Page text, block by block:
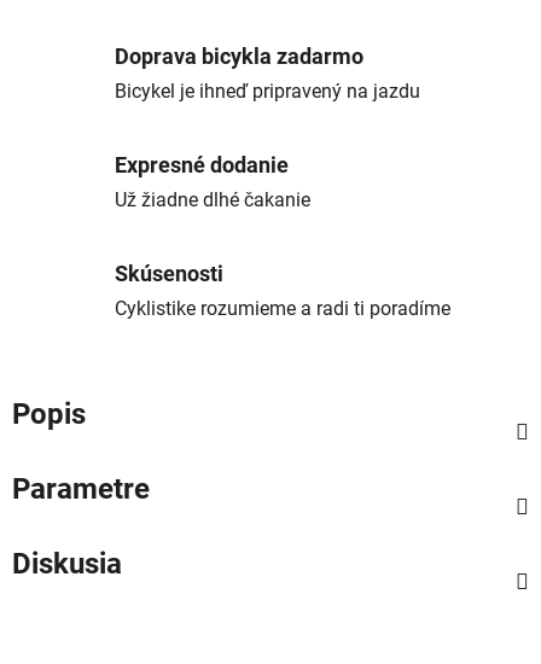
Doprava bicykla zadarmo
Bicykel je ihneď pripravený na jazdu
Expresné dodanie
Už žiadne dlhé čakanie
Skúsenosti
Cyklistike rozumieme a radi ti poradíme
Popis
Parametre
Diskusia